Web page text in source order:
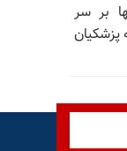
بر سر
پزشکیان